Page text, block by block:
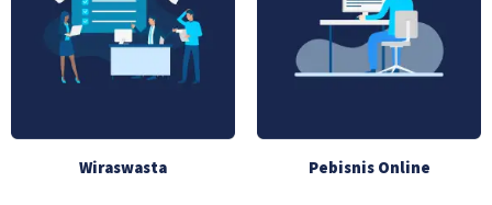
Wiraswasta Pebisnis Online